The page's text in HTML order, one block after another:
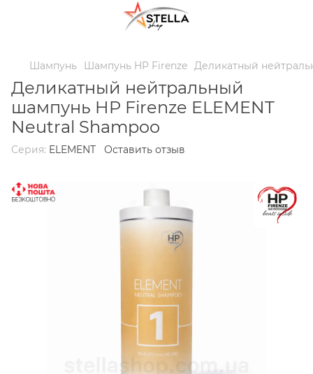
Шампунь Шампунь HP Firenze Деликатный
Деликатный нейтральный
шампунь HP Firenze ELEMENT
Neutral Shampoo
Серия: ELEMENT Оставить отзыв